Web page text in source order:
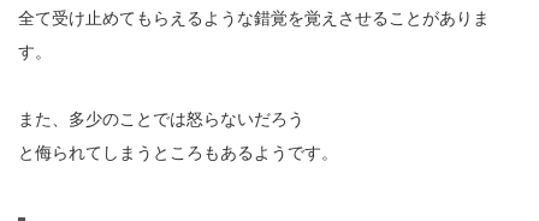
全て受け止めてもらえるような錯覚を覚えさせることがありま
す。
また、多少のことでは怒らないだろう
と侮られてしまうところもあるようです。